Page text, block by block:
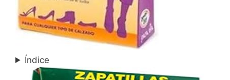
Índice